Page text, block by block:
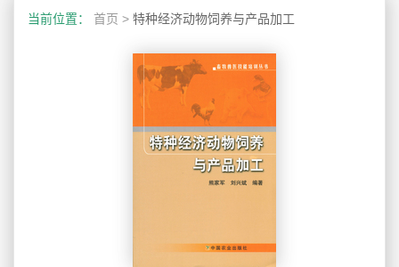
当前位置： 首页 > 特种经济动物饲养与产品加工